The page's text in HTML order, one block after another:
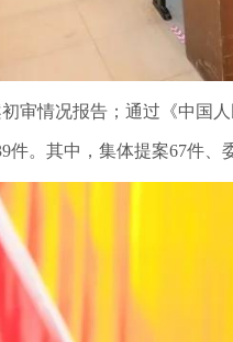
审情况报告；通过《中国
。其中，集体提案67件、